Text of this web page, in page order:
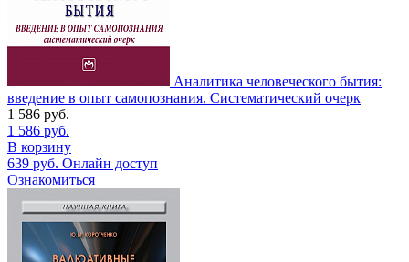
Аналитика человеческого бытия:
введение в опыт самопознания. Систематический очерк
1 586 руб.
1 586 руб.
В корзину
639 руб. Онлайн доступ
Ознакомиться